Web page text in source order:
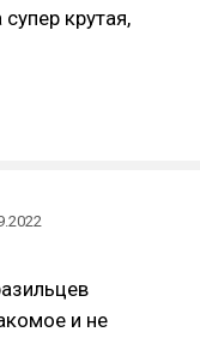
крутая,
и не